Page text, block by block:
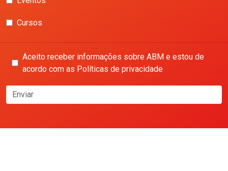
Cursos
Aceito receber informações sobre ABM e estou de
acordo com as Políticas de privacidade
Enviar